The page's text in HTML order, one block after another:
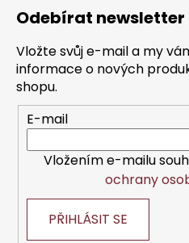
Odebírat newsletter
Vložte svůj e-mail a my
informace o nových
shopu.
E-mail
Vložením e-mailu
ochrany
PŘIHLÁSIT SE